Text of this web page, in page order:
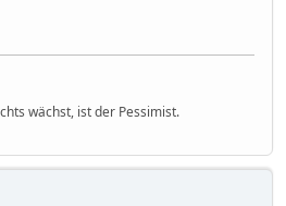
wächst, ist der Pessimist.